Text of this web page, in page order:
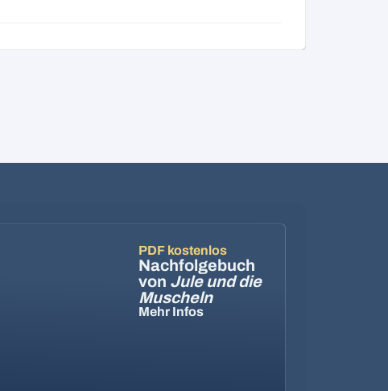
PDF kostenlos
Nachfolgebuch
von Jule und die
Muscheln
Mehr Infos